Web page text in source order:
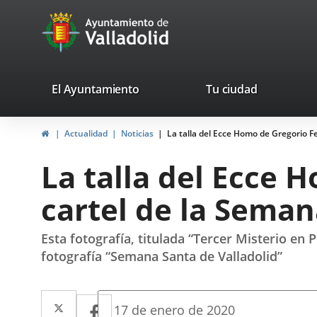
Portal
Web
Ayuntamiento
de
valladolid.es
El Ayuntamiento Tu ciudad
InicioActualidad Noticias La talla del Ecce Homo de Gregorio
La talla del Ecce
cartel de la
Esta fotografía, titulada “Tercer Misterio en
fotografía “Semana Santa de Valladolid”
Twitter
EnlaceFacebook
Enlace
Fecha
17 de enero de 2020